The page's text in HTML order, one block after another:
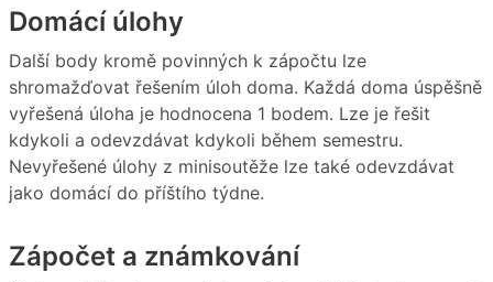
Domácí úlohy
Další body kromě povinných k zápočtu lze
shromažďovat řešením úloh doma. Každá doma úspěšně
vyřešená úloha je hodnocena 1 bodem. Lze je řešit
kdykoli a odevzdávat kdykoli během semestru.
Nevyřešené úlohy z minisoutěže lze také odevzdávat
jako domácí do příštího týdne.
Zápočet a známkování